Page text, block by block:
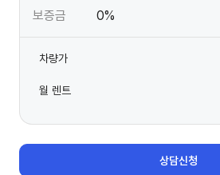
보증금
0%
차량가
월 렌트
상담신청